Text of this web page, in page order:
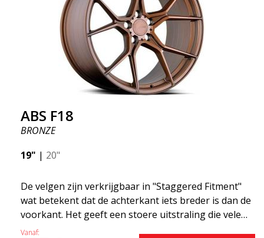
ABS F18
BRONZE
19" | 20"
De velgen zijn verkrijgbaar in "Staggered Fitment"
wat betekent dat de achterkant iets breder is dan de
voorkant. Het geeft een stoere uitstraling die velen
associëren met racen. (kan ook hetzelfde rond
Vanaf: